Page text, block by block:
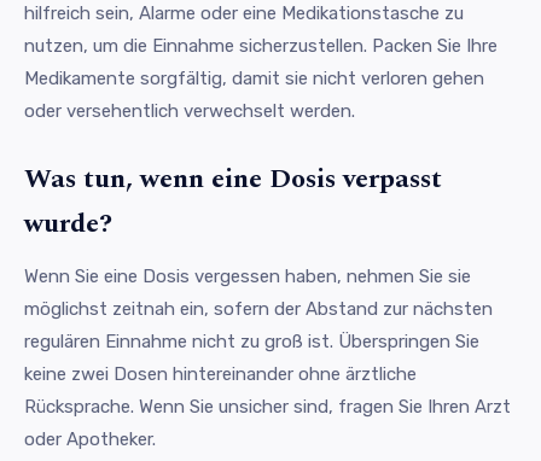
hilfreich sein, Alarme oder eine Medikationstasche zu
nutzen, um die Einnahme sicherzustellen. Packen Sie Ihre
Medikamente sorgfältig, damit sie nicht verloren gehen
oder versehentlich verwechselt werden.
Was tun, wenn eine Dosis verpasst
wurde?
Wenn Sie eine Dosis vergessen haben, nehmen Sie sie
möglichst zeitnah ein, sofern der Abstand zur nächsten
regulären Einnahme nicht zu groß ist. Überspringen Sie
keine zwei Dosen hintereinander ohne ärztliche
Rücksprache. Wenn Sie unsicher sind, fragen Sie Ihren Arzt
oder Apotheker.